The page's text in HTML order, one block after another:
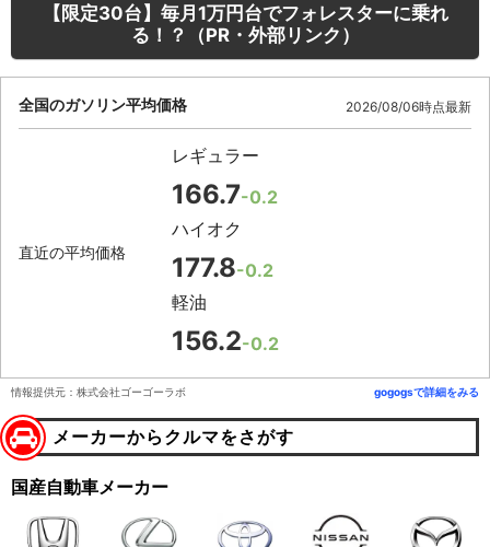
【限定30台】毎月1万円台でフォレスターに乗れ
る！？（PR・外部リンク）
全国のガソリン平均価格 2026/08/06時点最新
直近の平均価格
レギュラー
166.7-0.2
ハイオク
177.8-0.2
軽油
156.2-0.2
情報提供元：株式会社ゴーゴーラボ gogogsで詳細をみる
メーカーからクルマをさがす
国産自動車メーカー